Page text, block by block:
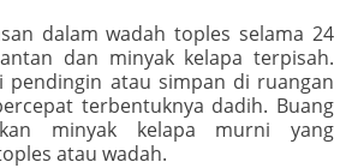
dalam wadah toples selama 24
dan minyak kelapa terpisah.
pendingin atau simpan di ruangan
terbentuknya dadih. Buang
minyak kelapa murni yang
atau wadah.